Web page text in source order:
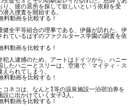
、彼の居所を探して欲しいという依頼を受
入捜査を開始する。
料動画を比較する！
全平等組合の理事である、伊藤が訪れた。伊
ているはずのファクルタース学園の調査を依
料動画を比較する！
犯人逮捕のため、アートはドイツから、ハニー
したハニーとスリーは、空港で「マイティ・ス
られてしまう。
料動画を比較する！
ネコは、なんと1等の温泉施設一泊宿泊券を
に出かけていく女子3人。
料動画を比較する！